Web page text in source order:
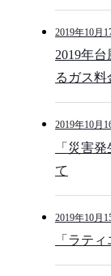
2019年10月
2019年
るガス料
2019年10月
「災害
て
2019年10月
「ラテ